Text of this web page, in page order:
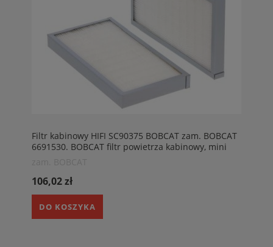
Filtr kabinowy HIFI SC90375 BOBCAT zam. BOBCAT
6691530. BOBCAT filtr powietrza kabinowy, mini
106,02 zł
DO KOSZYKA